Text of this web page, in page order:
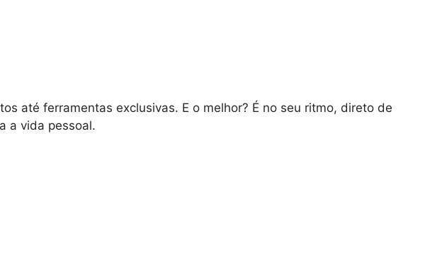
até ferramentas exclusivas. E o melhor? É no seu ritmo, direto de
a vida pessoal.